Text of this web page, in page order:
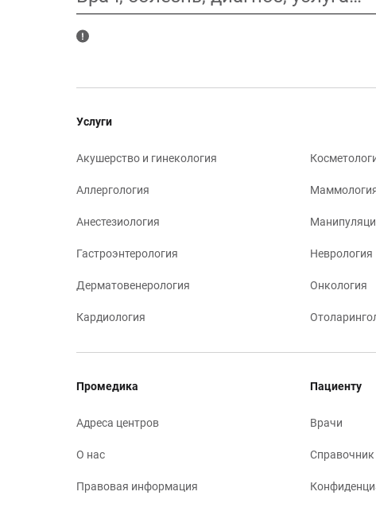
Услуги
Акушерство и гинекология
Аллергология
Анестезиология
Гастроэнтерология
Дерматовенерология
Кардиология
Неврология
Онкология
Промедика
Адреса центров
О нас
Правовая информация
Пациенту
Врачи
Справочник